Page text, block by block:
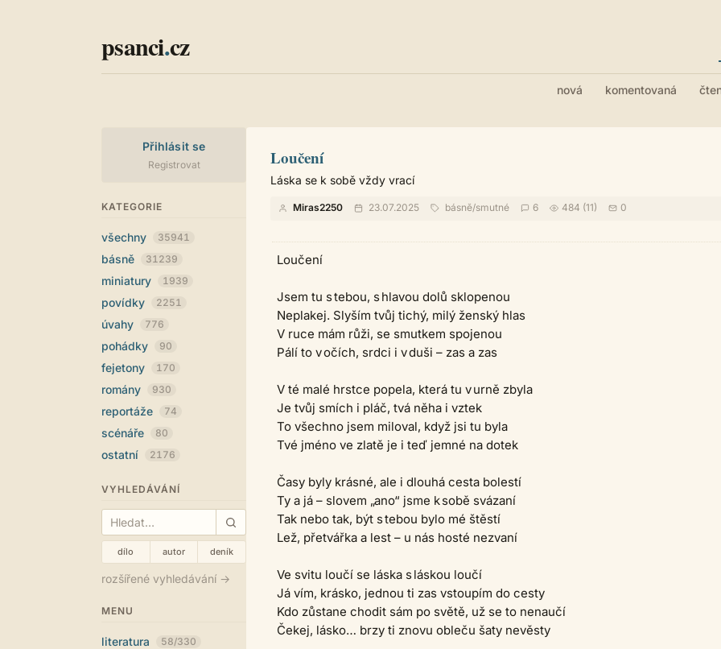
psanci.cz
nová komentovaná
Přihlásit se
Registrovat
KATEGORIE
všechny 35941
básně 31239
miniatury 1939
povídky 2251
úvahy 776
pohádky 90
fejetony 170
romány 930
reportáže 74
scénáře 80
ostatní 2176
VYHLEDÁVÁNÍ
dílo autor deník
rozšířené vyhledávání →
MENU
literatura 58/330
Loučení
Láska se k sobě vždy vrací
Miras2250 23.07.2025 básně/smutné 6 484 (11) 0
Loučení
Jsem tu s tebou, s hlavou dolů sklopenou
Neplakej. Slyším tvůj tichý, milý ženský hlas
V ruce mám růži, se smutkem spojenou
Pálí to v očích, srdci i v duši – zas a zas
V té malé hrstce popela, která tu v urně zbyla
Je tvůj smích i pláč, tvá něha i vztek
To všechno jsem miloval, když jsi tu byla
Tvé jméno ve zlatě je i teď jemné na dotek
Časy byly krásné, ale i dlouhá cesta bolestí
Ty a já – slovem „ano“ jsme k sobě svázaní
Tak nebo tak, být s tebou bylo mé štěstí
Lež, přetvářka a lest – u nás hosté nezvaní
Ve svitu loučí se láska s láskou loučí
Já vím, krásko, jednou ti zas vstoupím do cesty
Kdo zůstane chodit sám po světě, už se to nenaučí
Čekej, lásko… brzy ti znovu obleču šaty nevěsty